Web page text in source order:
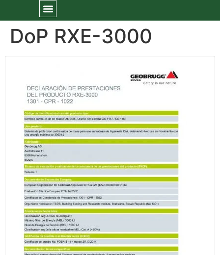
DoP RXE-3000